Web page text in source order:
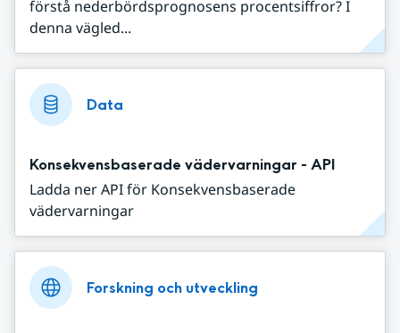
förstå nederbördsprognosens procentsiffror? I
denna vägled...
Data
Konsekvensbaserade vädervarningar - API
Ladda ner API för Konsekvensbaserade
vädervarningar
Forskning och utveckling